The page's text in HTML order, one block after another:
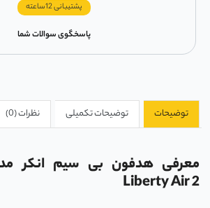
پشتیبانی 12ساعته
پاسخگوی سوالات شما
توضیحات توضیحات تکمیلی نظرات (0)
Liberty Air 2